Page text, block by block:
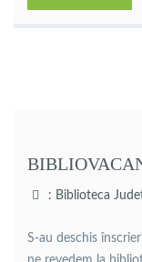
: Biblioteca
S-au deschis